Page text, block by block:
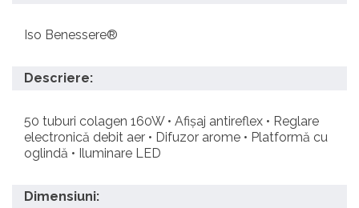
Iso Benessere®
Descriere:
50 tuburi colagen 160W • Afișaj antireflex • Reglare
electronică debit aer • Difuzor arome • Platformă cu
oglindă • Iluminare LED
Dimensiuni: